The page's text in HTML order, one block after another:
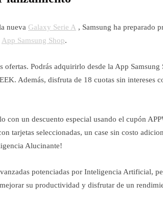
nueva Galaxy Serie A , Samsung ha preparado
App Samsung Shop.
ofertas. Podrás adquirirlo desde la App Samsung
Además, disfruta de 18 cuotas sin intereses
con un descuento especial usando el cupón
tarjetas seleccionadas, un case sin costo
Alucinante!
potenciadas por Inteligencia Artificial,
su productividad y disfrutar de un